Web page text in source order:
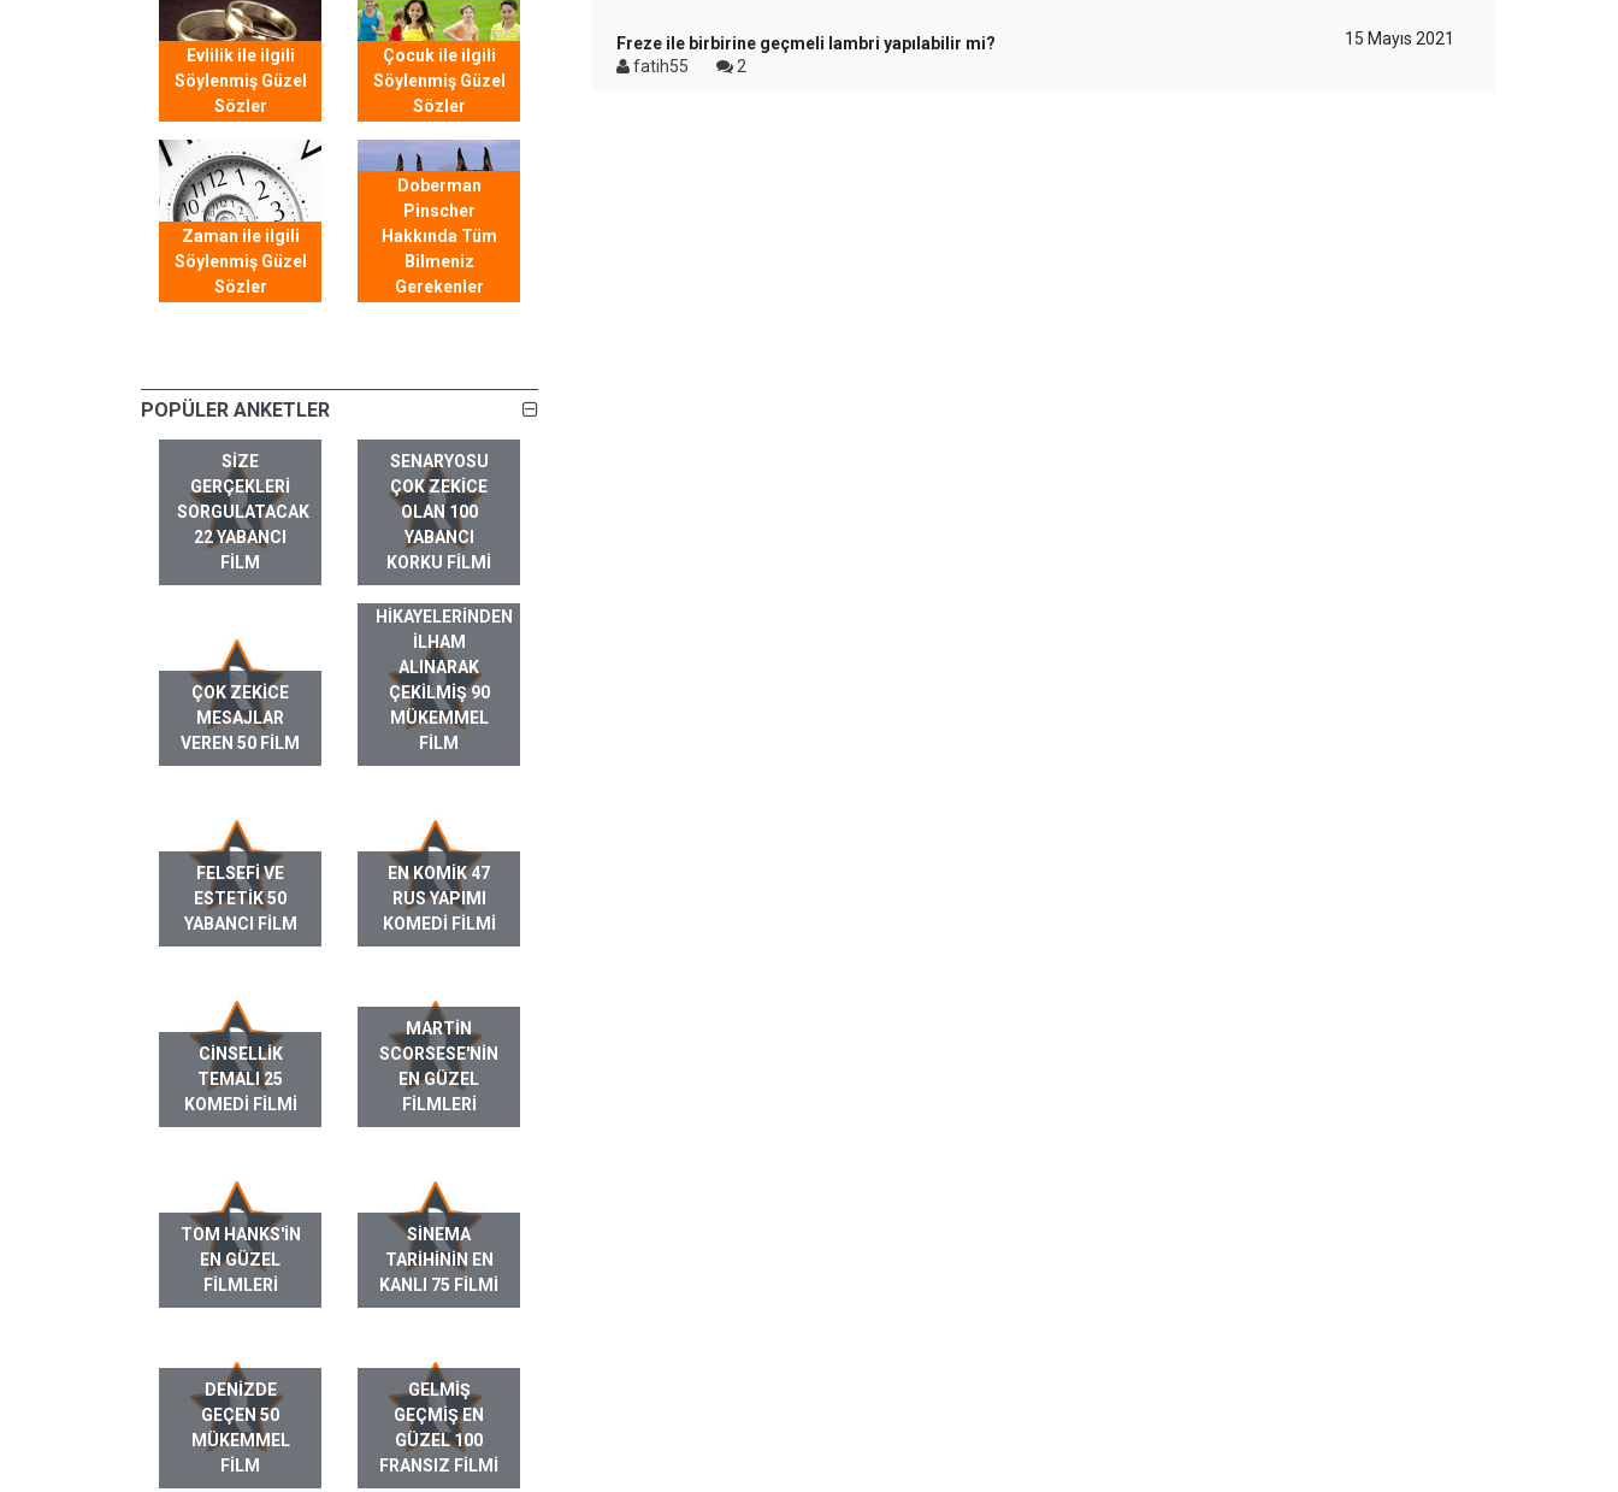
Evlilik ile ilgili
Söylenmiş Güzel
Sözler
Çocuk ile ilgili
Söylenmiş Güzel
Sözler
Zaman ile ilgili
Söylenmiş Güzel
Sözler
Doberman
Pinscher
Hakkında Tüm
Bilmeniz
Gerekenler
POPÜLER ANKETLER
SIZE
GERÇEKLERI
SORGULATACAK
22 YABANCI
FILM
SENARYOSU
ÇOK ZEKICE
OLAN 100
YABANCI
KORKU FILMI
ÇOK ZEKICE
MESAJLAR
VEREN 50 FILM
GERÇEK HAYAT
HIKAYELERINDEN
ILHAM
ALINARAK
ÇEKILMIŞ 90
MÜKEMMEL
FILM
FELSEFI VE
ESTETIK 50
YABANCI FILM
EN KOMIK 47
RUS YAPIMI
KOMEDI FILMI
CINSELLIK
TEMALI 25
KOMEDI FILMI
MARTIN
SCORSESE'NIN
EN GÜZEL
FILMLERI
TOM HANKS'IN
EN GÜZEL
FILMLERI
SINEMA
TARIHININ EN
KANLI 75 FILMI
DENIZDE
GEÇEN 50
MÜKEMMEL
FILM
GELMIŞ
GEÇMIŞ EN
GÜZEL 100
FRANSIZ FILMI
Freze ile birbirine geçmeli lambri yapılabilir mi?
fatih55
2
15 Mayıs 2021